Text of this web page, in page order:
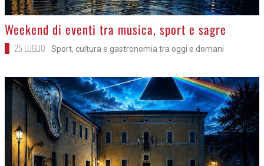
>
Weekend di eventi tra musica, sport e sagre
25 LUGLIO Sport, cultura e gastronomia tra oggi e domani